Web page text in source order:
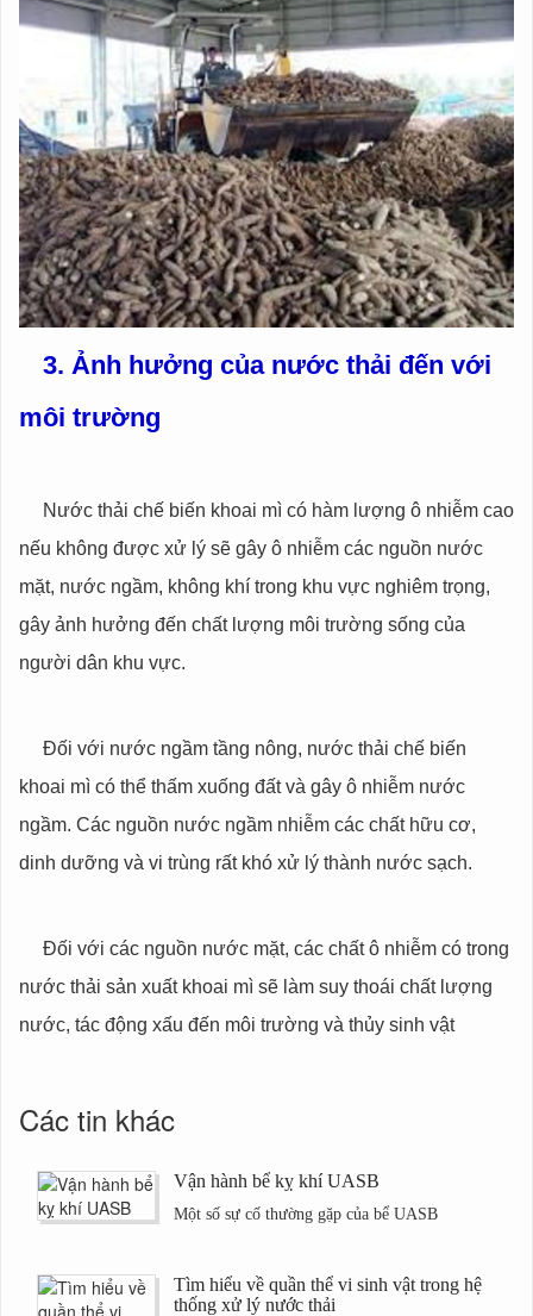
3. Ảnh hưởng của nước thải đến với
môi trường
Nước thải chế biến khoai mì có hàm lượng ô nhiễm cao
nếu không được xử lý sẽ gây ô nhiễm các nguồn nước
mặt, nước ngầm, không khí trong khu vực nghiêm trọng,
gây ảnh hưởng đến chất lượng môi trường sống của
người dân khu vực.
Đối với nước ngầm tầng nông, nước thải chế biến
khoai mì có thể thấm xuống đất và gây ô nhiễm nước
ngầm. Các nguồn nước ngầm nhiễm các chất hữu cơ,
dinh dưỡng và vi trùng rất khó xử lý thành nước sạch.
Đối với các nguồn nước mặt, các chất ô nhiễm có trong
nước thải sản xuất khoai mì sẽ làm suy thoái chất lượng
nước, tác động xấu đến môi trường và thủy sinh vật
Các tin khác
Vận hành bể kỵ khí UASB
Một số sự cố thường gặp của bể UASB
Tìm hiểu về quần thể vi sinh vật trong hệ
thống xử lý nước thải